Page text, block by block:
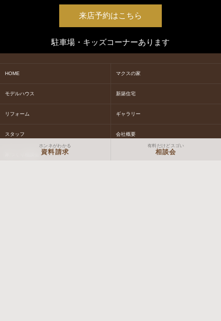
来店予約はこちら
駐車場・キッズコーナーあります
HOME マクスの家
モデルハウス 新築住宅
リフォーム ギャラリー
スタッフ 会社概要
ホンネがわかる
資料請求
有料だけどスゴい
相談会